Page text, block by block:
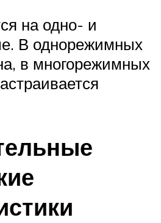
на одно- и
В однорежимных
в многорежимных